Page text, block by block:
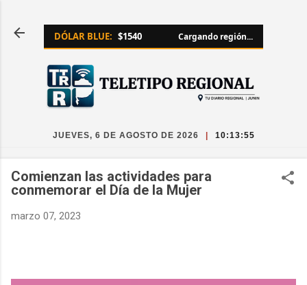
DÓLAR BLUE: $1540 Cargando región...
JUEVES, 6 DE AGOSTO DE 2026 10:13:55
Comienzan las actividades para
conmemorar el Día de la Mujer
marzo 07, 2023